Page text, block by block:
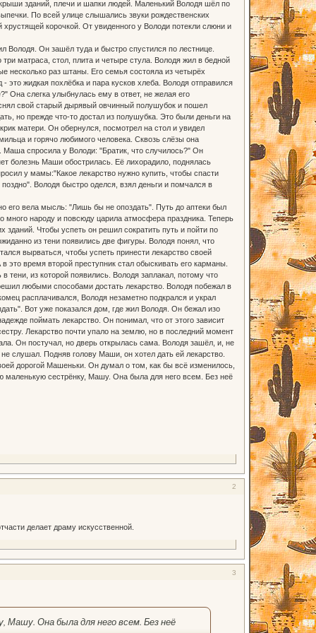
зданий, плечи и шапки людей. Маленький Володя шёл по
По всей улице слышались звуки рождественских
корочкой. От увиденного у Володи потекли слюни и
Володя. Он зашёл туда и быстро спустился по лестнице.
матраса, стол, плита и четыре стула. Володя жил в бедной
раз штаны. Его семья состояла из четырёх
жидкая похлёбка и пара кусков хлеба. Володя отправился
Она слегка улыбнулась ему в ответ, не желая его
свой старый дырявый овчинный полушубок и пошел
но прежде что-то достал из полушубка. Это были деньги на
матери. Он обернулся, посмотрел на стол и увидел
и горячо любимого человека. Сквозь слёзы она
спросила у Володи: "Братик, что случилось?" Он
болезнь Маши обострилась. Её лихорадило, поднялась
у мамы:"Какое лекарство нужно купить, чтобы спасти
Володя быстро оделся, взял деньги и помчался в
его вела мысль: "Лишь бы не опоздать". Путь до аптеки был
много народу и повсюду царила атмосфера праздника. Теперь
Чтобы успеть он решил сократить путь и пойти по
из тени появились две фигуры. Володя понял, что
вырваться, чтобы успеть принести лекарство своей
это время второй преступник стал обыскивать его карманы.
тени, из которой появились. Володя заплакал, потому что
любыми способами достать лекарство. Володя побежал в
расплачивался, Володя незаметно подкрался и украл
Вот уже показался дом, где жил Володя. Он бежал изо
поймать лекарство. Он понимал, что от этого зависит
Лекарство почти упало на землю, но в последний момент
Он постучал, но дверь открылась сама. Володя зашёл, и, не
слушал. Подняв голову Маши, он хотел дать ей лекарство.
дорогой Машеньки. Он думал о том, как бы всё изменилось,
сестрёнку, Машу. Она была для него всем. Без неё
2
делает драму искусственной.
3
Машу. Она была для него всем. Без неё